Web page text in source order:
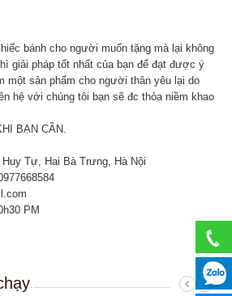
bánh cho người muốn tặng mà lại không
giải pháp tốt nhất của bạn để đạt được ý
một sản phẩm cho người thân yêu lại do
hệ với chúng tôi bạn sẽ đc thỏa niềm khao
BẠN CẦN.
Tự, Hai Bà Trưng, Hà Nội
PM